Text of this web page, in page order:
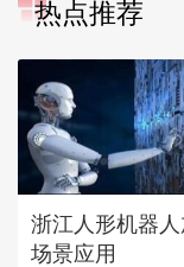
人热点推荐
浙江人形机器
场景应用